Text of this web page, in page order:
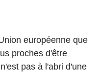
européenne que
proches d'être
pas à l'abri d'une